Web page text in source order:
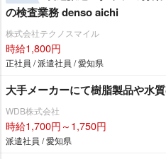
の検査業務 denso aichi
株式会社テクノスマイル
時給1,800円
正社員 / 派遣社員 / 愛知県
大手メーカーにて樹脂製品や水
WDB株式会社
時給1,700円～1,750円
派遣社員 / 愛知県